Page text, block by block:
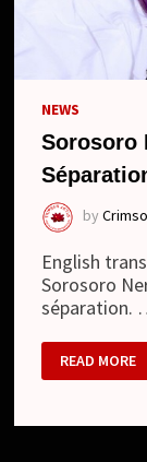
NEWS
Sorosoro
by
English
Sorosoro
séparation.
SOROSORO
NERU
KORO…
SÉPARATION
READ MORE